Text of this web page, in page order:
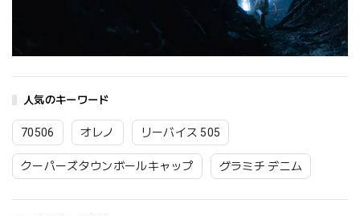
人気のキーワード
70506 オレノ リーバイス 505
クーパーズタウンボールキャップ グラミチ デニム